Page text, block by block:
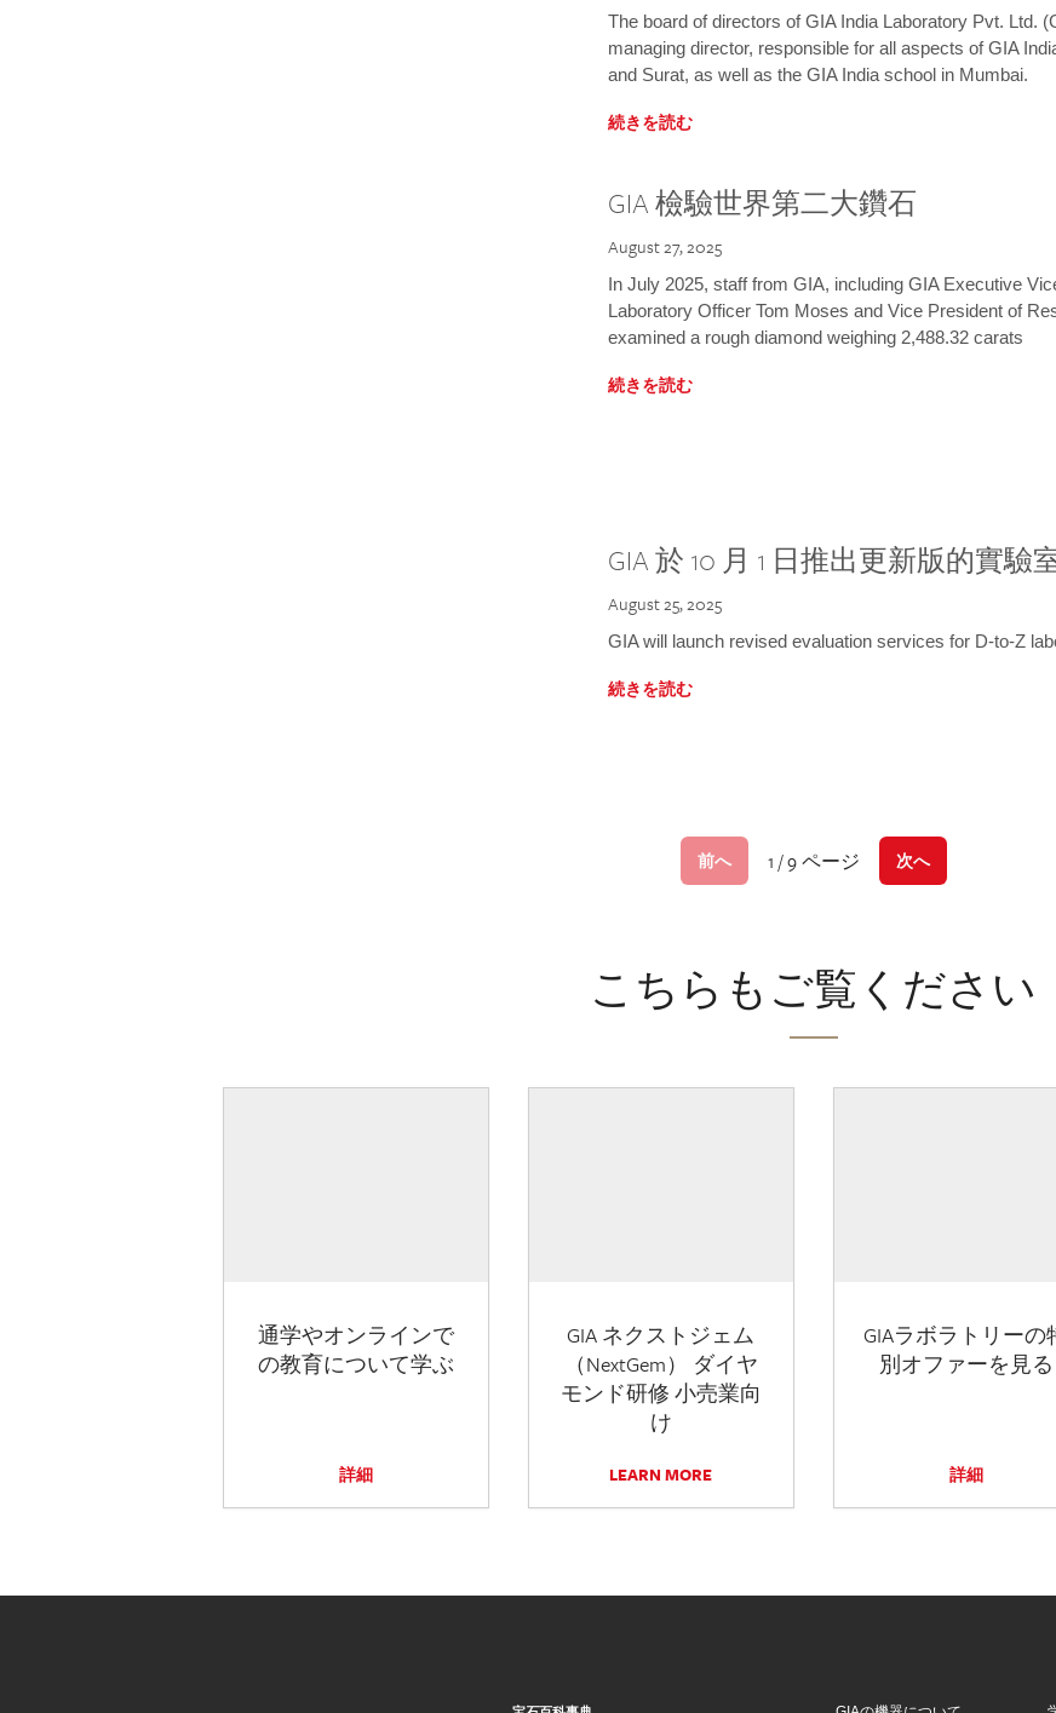
The board of directors of GIA India Laboratory Pvt. Ltd.
managing director, responsible for all aspects of GIA
and Surat, as well as the GIA India school in Mumbai.
続きを読む
GIA 檢驗世界第二大鑽石
August 27, 2025
In July 2025, staff from GIA, including GIA Executive
Laboratory Officer Tom Moses and Vice President of
examined a rough diamond weighing 2,488.32 carats
続きを読む
GIA 於 10 月 1 日推出更新版的實驗
August 25, 2025
GIA will launch revised evaluation services for D-to-Z
続きを読む
前へ 1 / 9 ページ 次へ
こちらもご覧ください
通学やオンラインで
の教育について学ぶ
詳細
GIA ネクストジェム
（NextGem） ダイヤ
モンド研修 小売業向
け
LEARN MORE
GIAラボラトリーの
別オファーを見る
詳細